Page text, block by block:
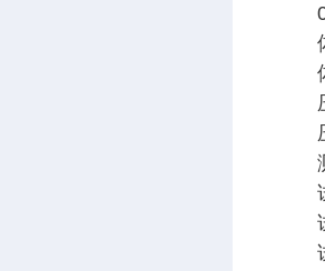
0.1
体
体
压
压
测
试
试
试